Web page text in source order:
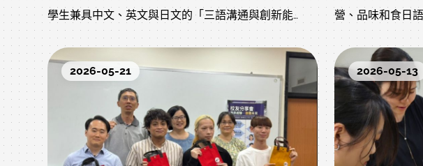
學生兼具中文、英文與日文的「三語溝通與創新能
力」。
營、品味和食日
園。活動結合英
料理實作、闖關
學習語言，認識
2026-05-21 2026-05-13